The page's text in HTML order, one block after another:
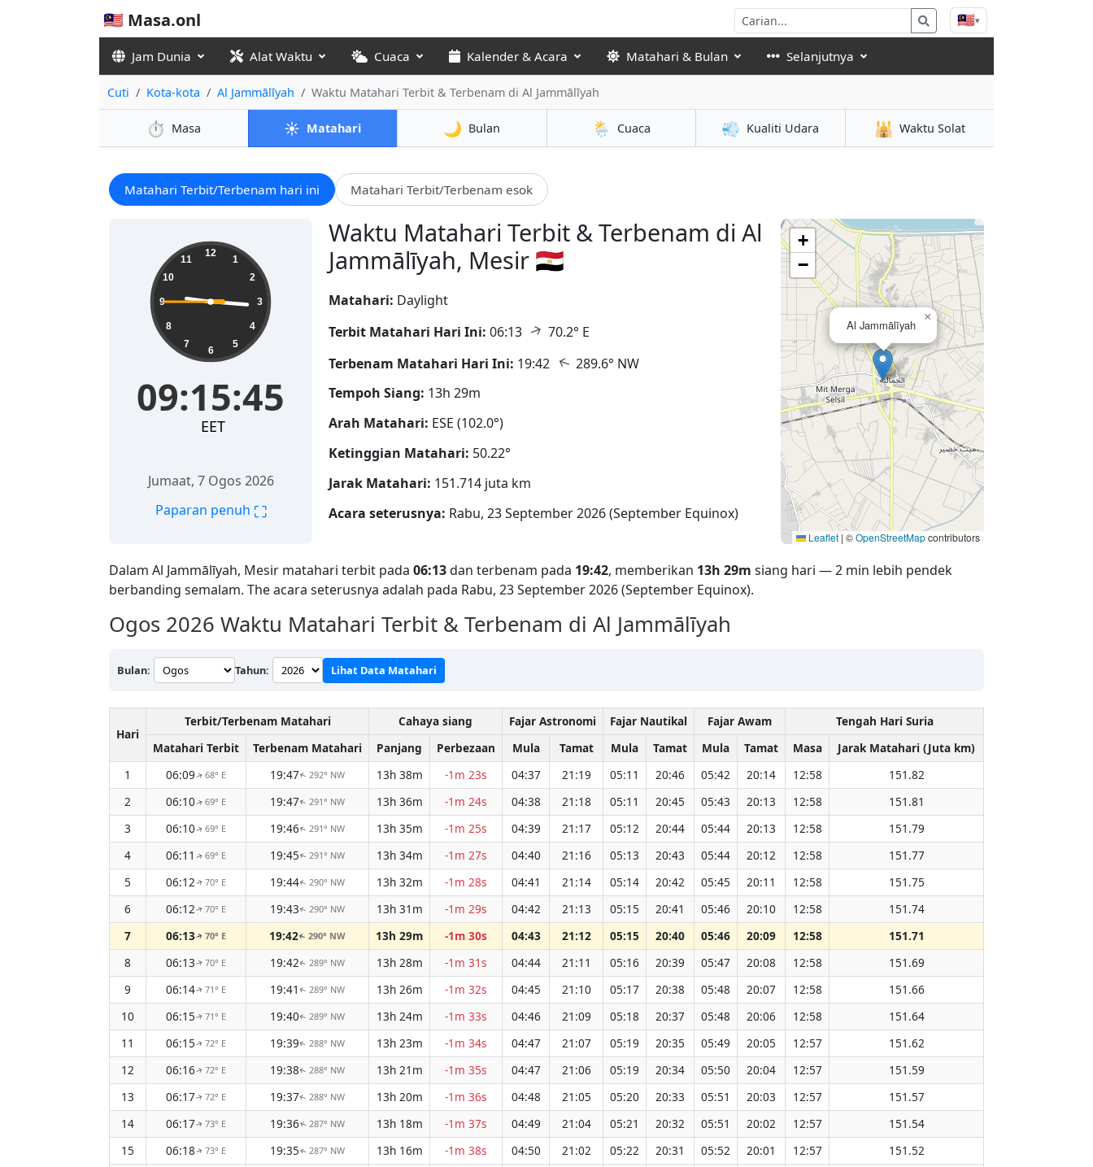
🇲🇾 Masa.onl 🇲🇾▾
Jam Dunia Alat Waktu Cuaca Kalender & Acara Matahari & Bulan Selanjutnya
Cuti Kota-kota Al Jammālīyah Waktu Matahari Terbit & Terbenam di Al Jammālīyah
⏱️ Masa ☀️ Matahari 🌙 Bulan 🌦️ Cuaca 💨 Kualiti Udara 🕌 Waktu Solat
Matahari Terbit/Terbenam hari ini Matahari Terbit/Terbenam esok
Waktu Matahari Terbit & Terbenam di Al
Jammālīyah, Mesir 🇪🇬
09:15:46 12
1
2
3
4
5
6
7
8
9
10
11
09:15:46
EET
Jumaat, 7 Ogos 2026
Paparan penuh ⛶
Matahari: Daylight
Terbit Matahari Hari Ini: 06:13 ↑ 70.2° E
Terbenam Matahari Hari Ini: 19:42 ↑ 289.6° NW
Tempoh Siang: 13h 29m
Arah Matahari: ESE (102.0°)
Ketinggian Matahari: 50.22°
Jarak Matahari: 151.714 juta km
Acara seterusnya: Rabu, 23 September 2026 (September Equinox)
Al Jammālīyah
×
+
−
Leaflet | ©OpenStreetMapcontributors
Dalam Al Jammālīyah, Mesir matahari terbit pada 06:13dan terbenam pada 19:42, memberikan 13h 29m siang hari — 2 min lebih pendek
berbanding semalam. The acara seterusnya adalah pada Rabu, 23 September 2026 (September Equinox).
Ogos 2026 Waktu Matahari Terbit & Terbenam di Al Jammālīyah
Bulan: Tahun: Lihat Data Matahari
Hari
Terbit/Terbenam Matahari Cahaya siang Fajar Astronomi Fajar Nautikal Fajar Awam
Tengah Hari Suria
Matahari Terbit
Terbenam Matahari Panjang Perbezaan Mula Tamat Mula Tamat Mula Tamat Masa
Jarak Matahari (Juta km)
1
06:09↑68° E 19:47↑ 292° NW 13h 38m -1m 23s 04:37 21:19 05:11 20:46 05:42 20:14 12:58
151.82
2
06:10↑69° E 19:47↑ 291° NW 13h 36m -1m 24s 04:38 21:18 05:11 20:45 05:43 20:13 12:58
151.81
3
06:10↑69° E 19:46↑ 291° NW 13h 35m -1m 25s 04:39 21:17 05:12 20:44 05:44 20:13 12:58
151.79
4
06:11 ↑69° E 19:45↑ 291° NW 13h 34m -1m 27s 04:40 21:16 05:13 20:43 05:44 20:12 12:58
151.77
5
06:12↑70° E 19:44↑ 290° NW 13h 32m -1m 28s 04:41 21:14 05:14 20:42 05:45 20:11 12:58
151.75
6
06:12↑70° E 19:43↑ 290° NW 13h 31m -1m 29s 04:42 21:13 05:15 20:41 05:46 20:10 12:58
151.74
7
06:13↑70° E 19:42↑290° NW 13h 29m -1m 30s 04:43 21:12 05:15 20:40 05:46 20:09 12:58
151.71
8
06:13↑70° E 19:42↑ 289° NW 13h 28m -1m 31s 04:44 21:11 05:16 20:39 05:47 20:08 12:58
151.69
9
06:14↑71° E 19:41 ↑ 289° NW 13h 26m -1m 32s 04:45 21:10 05:17 20:38 05:48 20:07 12:58
151.66
10
06:15↑71° E 19:40↑ 289° NW 13h 24m -1m 33s 04:46 21:09 05:18 20:37 05:48 20:06 12:58
151.64
11
06:15↑72° E 19:39↑ 288° NW 13h 23m -1m 34s 04:47 21:07 05:19 20:35 05:49 20:05 12:57
151.62
12
06:16↑72° E 19:38↑ 288° NW 13h 21m -1m 35s 04:47 21:06 05:19 20:34 05:50 20:04 12:57
151.59
13
06:17↑72° E 19:37↑ 288° NW 13h 20m -1m 36s 04:48 21:05 05:20 20:33 05:51 20:03 12:57
151.57
14
06:17↑73° E 19:36↑ 287° NW 13h 18m -1m 37s 04:49 21:04 05:21 20:32 05:51 20:02 12:57
151.54
15
06:18↑73° E 19:35↑ 287° NW 13h 16m -1m 38s 04:50 21:02 05:22 20:31 05:52 20:01 12:57
151.52